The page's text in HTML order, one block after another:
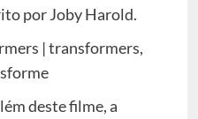
por Joby Harold.
deste filme, a